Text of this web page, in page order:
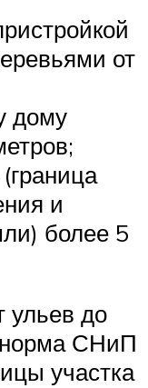
от
дому
и
более 5
ульев до
норма СНиП
участка